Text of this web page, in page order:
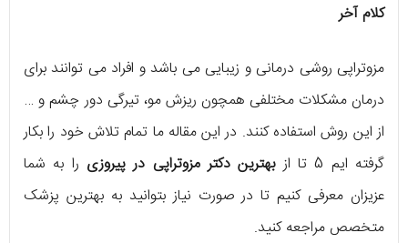
کلام آخر
مزوتراپی روشی درمانی و زیبایی می باشد و افراد می توانند برای
درمان مشکلات مختلفی همچون ریزش مو، تیرگی دور چشم و …
از این روش استفاده کنند. در این مقاله ما تمام تلاش خود را بکار
گرفته ایم 5 تا از
بهترین دکتر مزوتراپی در پیروزی را به شما
عزیزان معرفی کنیم تا در صورت نیاز بتوانید به بهترین پزشک
متخصص مراجعه کنید.